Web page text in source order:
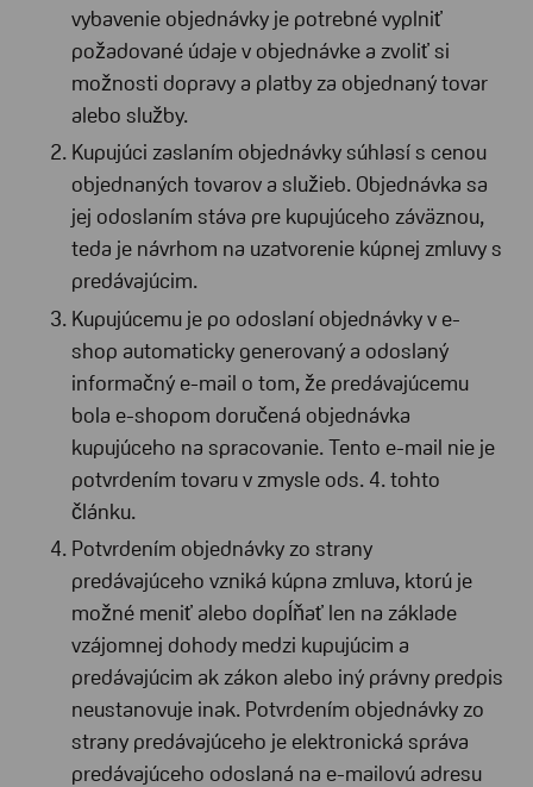
vybavenie objednávky je potrebné vyplniť
požadované údaje v objednávke a zvoliť si
možnosti dopravy a platby za objednaný tovar
alebo služby.
Kupujúci zaslaním objednávky súhlasí s cenou
objednaných tovarov a služieb. Objednávka sa
jej odoslaním stáva pre kupujúceho záväznou,
teda je návrhom na uzatvorenie kúpnej zmluvy s
predávajúcim.
Kupujúcemu je po odoslaní objednávky v e-
shop automaticky generovaný a odoslaný
informačný e-mail o tom, že predávajúcemu
bola e-shopom doručená objednávka
kupujúceho na spracovanie. Tento e-mail nie je
potvrdením tovaru v zmysle ods. 4. tohto
článku.
Potvrdením objednávky zo strany
predávajúceho vzniká kúpna zmluva, ktorú je
možné meniť alebo dopĺňať len na základe
vzájomnej dohody medzi kupujúcim a
predávajúcim ak zákon alebo iný právny predpis
neustanovuje inak. Potvrdením objednávky zo
strany predávajúceho je elektronická správa
predávajúceho odoslaná na e-mailovú adresu